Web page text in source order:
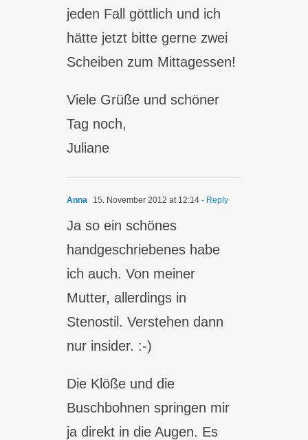
jeden Fall göttlich und ich
hätte jetzt bitte gerne zwei
Scheiben zum Mittagessen!
Viele Grüße und schöner
Tag noch,
Juliane
Anna 15. November 2012 at 12:14 - Reply
Ja so ein schönes
handgeschriebenes habe
ich auch. Von meiner
Mutter, allerdings in
Stenostil. Verstehen dann
nur insider. :-)
Die Klöße und die
Buschbohnen springen mir
ja direkt in die Augen. Es